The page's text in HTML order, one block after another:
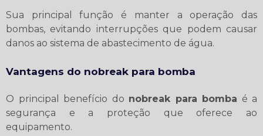
Sua principal função é manter a operação das
bombas, evitando interrupções que podem causar
danos ao sistema de abastecimento de água.
Vantagens do nobreak para bomba
O principal benefício do nobreak para bomba é a
segurança e a proteção que oferece ao
equipamento.